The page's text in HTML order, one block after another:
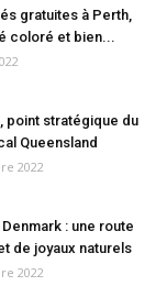
gratuites à Perth,
coloré et bien...
point stratégique du
Queensland
2022
Denmark : une route
de joyaux naturels
2022